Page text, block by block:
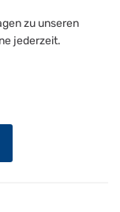
zu unseren
jederzeit.